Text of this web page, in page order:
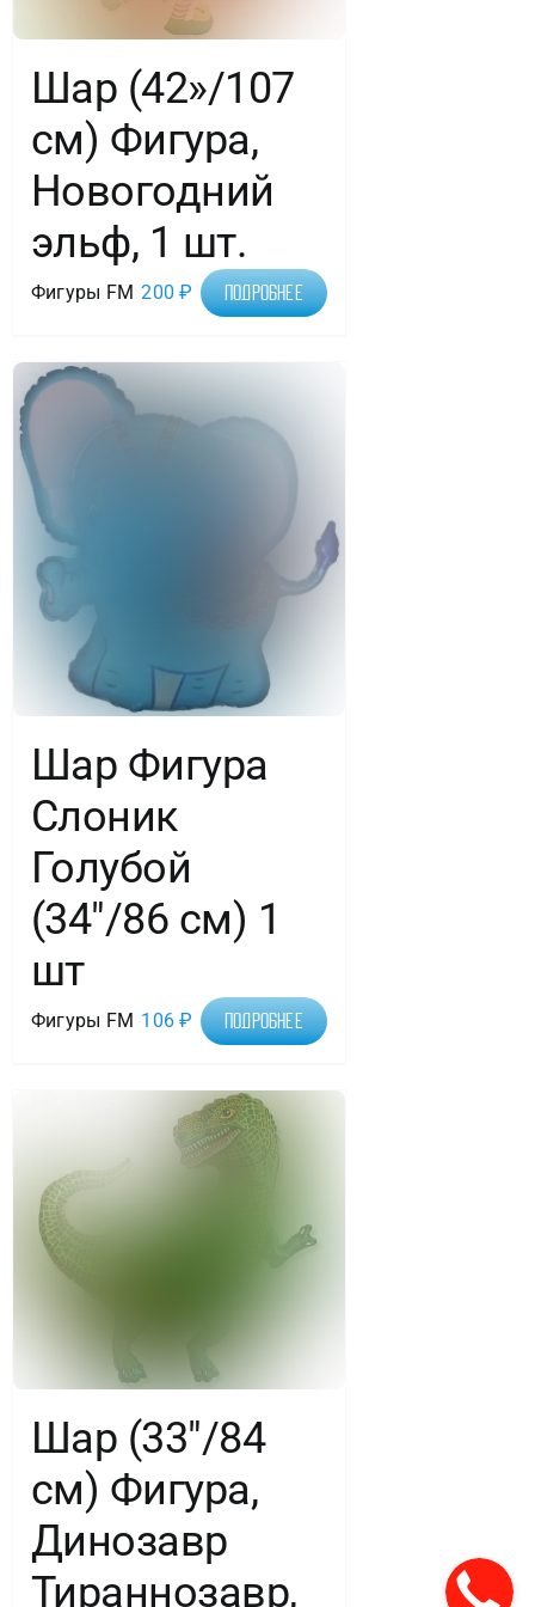
Шар (42»/107
см) Фигура,
Новогодний
эльф, 1 шт.
Фигуры FM 200₽ Подробнее
Шар Фигура
Слоник
Голубой
(34″/86 см) 1
шт
Фигуры FM 106₽ Подробнее
Шар (33″/84
см) Фигура,
Динозавр
Тираннозавр,